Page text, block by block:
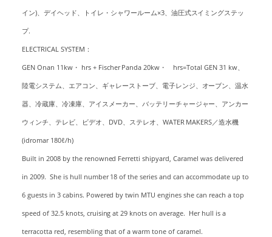
イン)、デイヘッド、トイレ・シャワールーム×3、油圧式スイミングステッ
プ.
ELECTRICAL SYSTEM：
GEN Onan 11kw・ hrs + Fischer Panda 20kw・ hrs=Total GEN 31 kw、
陸電システム、エアコン、ギャレーストーブ、電子レンジ、オーブン、温水
器、冷蔵庫、冷凍庫、アイスメーカー、バッテリーチャージャー、アンカー
ウィンチ、テレビ、ビデオ、DVD、ステレオ、WATER MAKERS／造水機
(idromar 180ℓ/h)
Built in 2008 by the renowned Ferretti shipyard, Caramel was delivered
in 2009. She is hull number 18 of the series and can accommodate up to
6 guests in 3 cabins. Powered by twin MTU engines she can reach a top
speed of 32.5 knots, cruising at 29 knots on average. Her hull is a
terracotta red, resembling that of a warm tone of caramel.